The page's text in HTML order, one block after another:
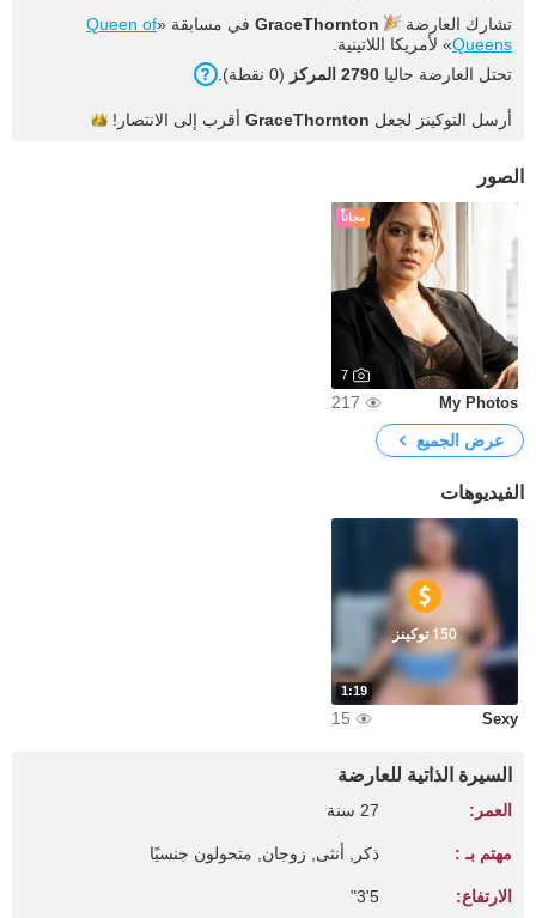
تشارك العارضة GraceThornton في مسابقة «Queen of
Queens» لأمريكا اللاتينية.
تحتل العارضة حاليا 2790 المركز (0 نقطة).
أرسل التوكينز لجعل GraceThornton أقرب إلى الانتصار!
الصور
مجاناً
7
My Photos
217
عرض الجميع
الفيديوهات
1:19
150 توكينز
Sexy
15
السيرة الذاتية للعارضة
العمر: 27 سنة
مهتم بـ : ذكر, أنثى, زوجان, متحولون جنسيًا
الارتفاع: 5'3"